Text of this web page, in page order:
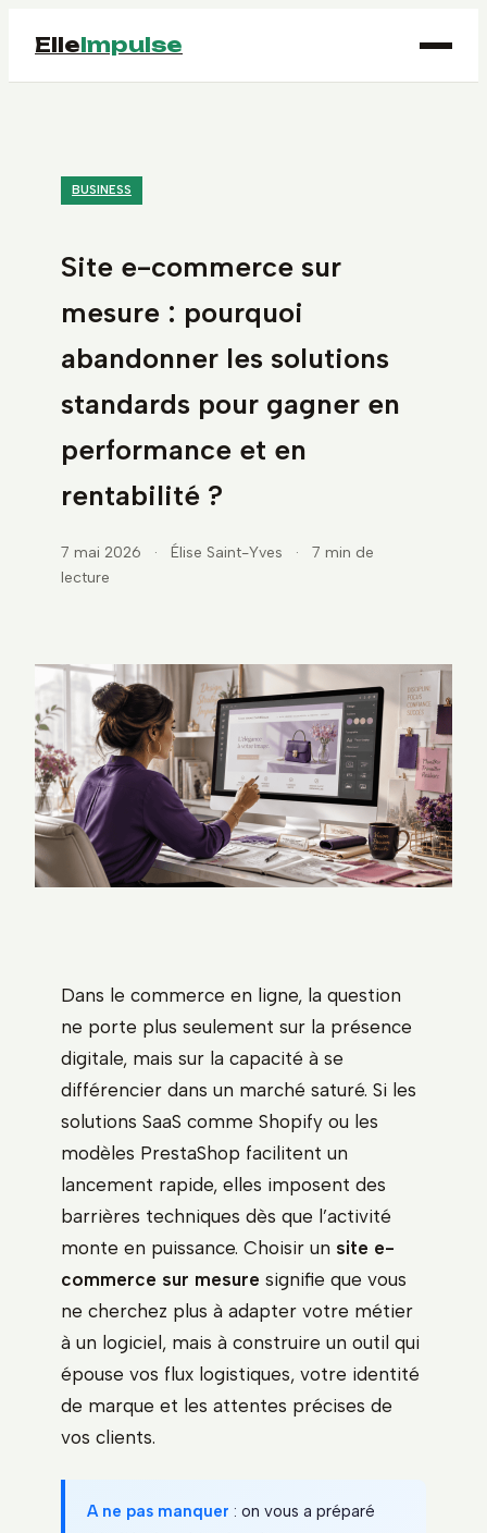
ElleImpulse
BUSINESS
Site e-commerce sur
mesure : pourquoi
abandonner les solutions
standards pour gagner en
performance et en
rentabilité ?
7 mai 2026 · Élise Saint-Yves ·
7 min de
lecture
Dans le commerce en ligne, la question
ne porte plus seulement sur la présence
digitale, mais sur la capacité à se
différencier dans un marché saturé. Si les
solutions SaaS comme Shopify ou les
modèles PrestaShop facilitent un
lancement rapide, elles imposent des
barrières techniques dès que l’activité
monte en puissance. Choisir un site e-
commerce sur mesure signifie que vous
ne cherchez plus à adapter votre métier
à un logiciel, mais à construire un outil qui
épouse vos flux logistiques, votre identité
de marque et les attentes précises de
vos clients.
A ne pas manquer : on vous a préparé